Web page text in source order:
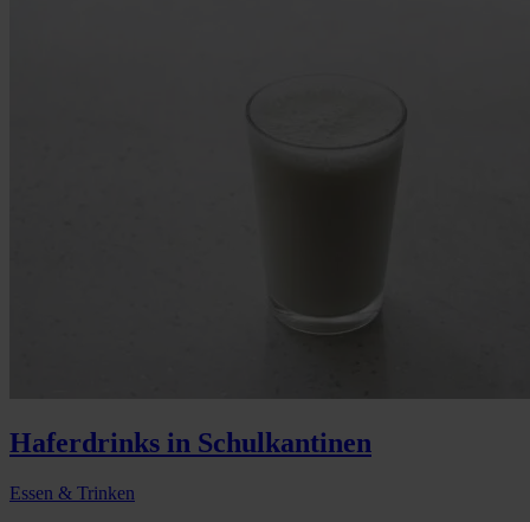
Haferdrinks in Schulkantinen
Essen & Trinken